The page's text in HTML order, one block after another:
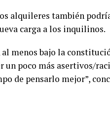
alquileres también
carga a los inquilinos.
menos bajo la
un poco más asertivos/
de pensarlo mejor”,